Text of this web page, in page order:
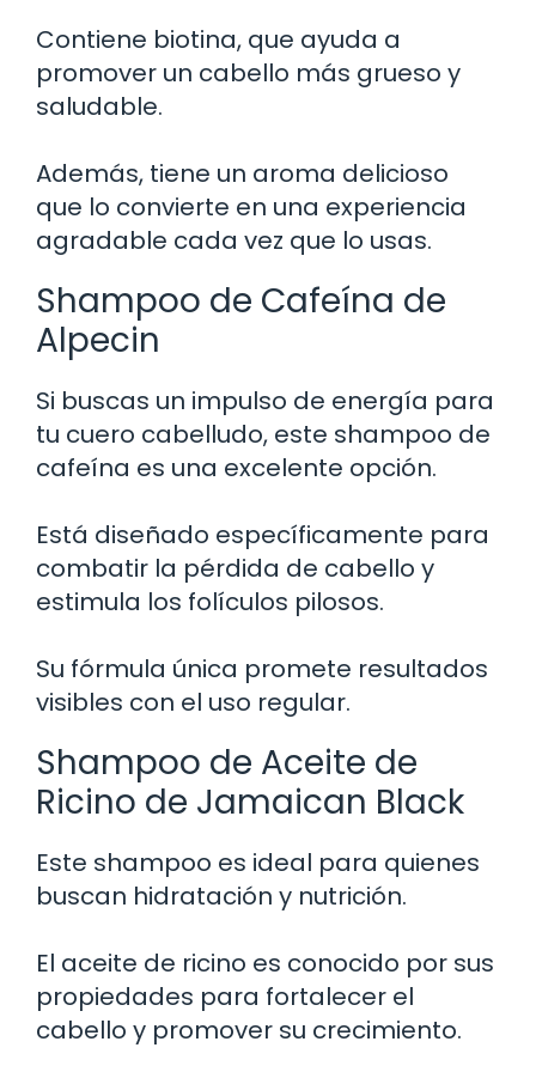
Contiene biotina, que ayuda a
promover un cabello más grueso y
saludable.
Además, tiene un aroma delicioso
que lo convierte en una experiencia
agradable cada vez que lo usas.
Shampoo de Cafeína de
Alpecin
Si buscas un impulso de energía para
tu cuero cabelludo, este shampoo de
cafeína es una excelente opción.
Está diseñado específicamente para
combatir la pérdida de cabello y
estimula los folículos pilosos.
Su fórmula única promete resultados
visibles con el uso regular.
Shampoo de Aceite de
Ricino de Jamaican Black
Este shampoo es ideal para quienes
buscan hidratación y nutrición.
El aceite de ricino es conocido por sus
propiedades para fortalecer el
cabello y promover su crecimiento.